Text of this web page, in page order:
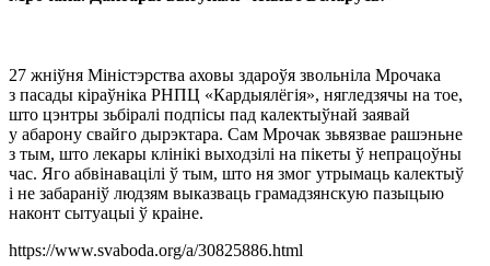
27 жніўня Міністэрства аховы здароўя звольніла Мрочака
з пасады кіраўніка РНПЦ «Кардыялёгія», нягледзячы на тое,
што цэнтры зьбіралі подпісы пад калектыўнай заявай
у абарону свайго дырэктара. Сам Мрочак зьвязвае рашэньне
з тым, што лекары клінікі выходзілі на пікеты ў непрацоўны
час. Яго абвінавацілі ў тым, што ня змог утрымаць калектыў
і не забараніў людзям выказваць грамадзянскую пазыцыю
наконт сытуацыі ў краіне.
https://www.svaboda.org/a/30825886.html